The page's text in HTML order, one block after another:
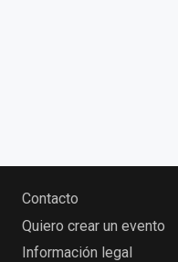
Contacto
Quiero crear un evento
Información legal